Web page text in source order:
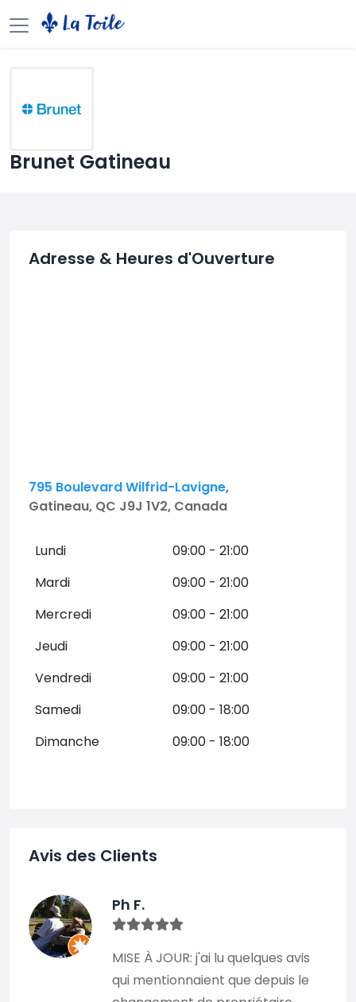
Brunet Gatineau
Adresse & Heures d'Ouverture
795 Boulevard Wilfrid-Lavigne,
Gatineau, QC J9J 1V2, Canada
Lundi
09:00 - 21:00
Mardi
09:00 - 21:00
Mercredi
09:00 - 21:00
Jeudi
09:00 - 21:00
Vendredi
09:00 - 21:00
Samedi
09:00 - 18:00
Dimanche
09:00 - 18:00
Avis des Clients
Ph F.
MISE À JOUR: j'ai lu quelques avis
qui mentionnaient que depuis le